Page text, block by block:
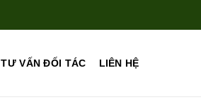
TƯ VẤN ĐỐI TÁC LIÊN HỆ